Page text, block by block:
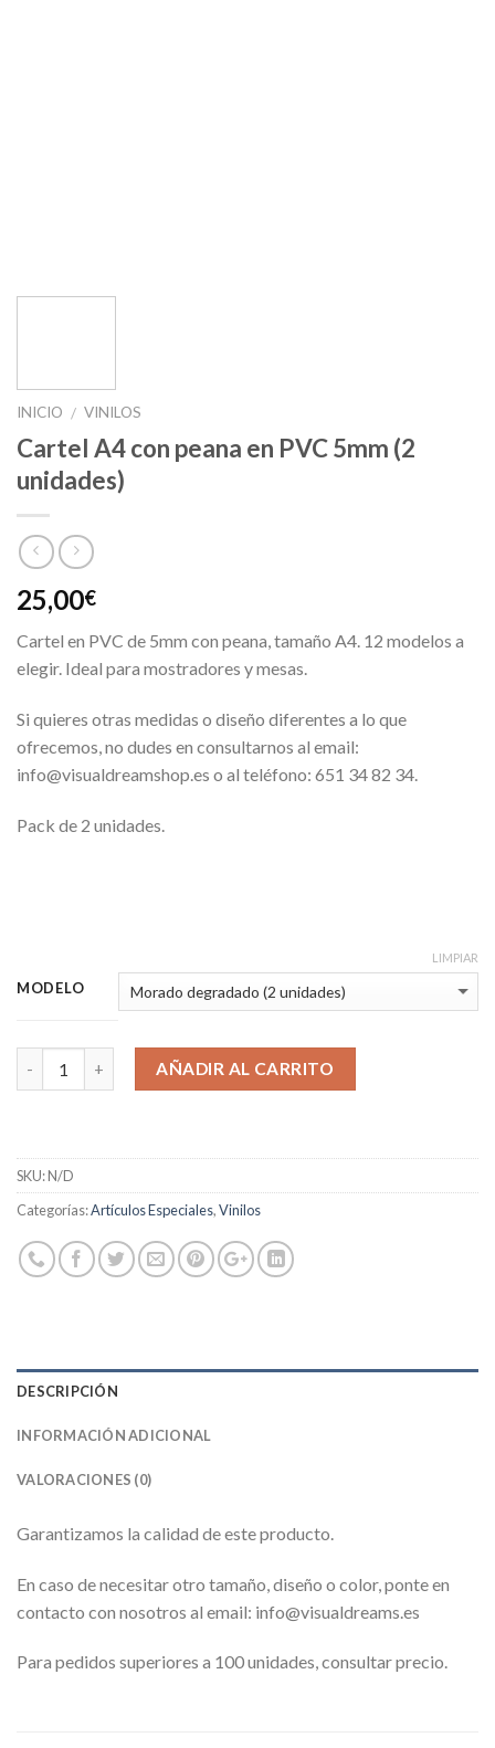
INICIO / VINILOS
Cartel A4 con peana en PVC 5mm (2
unidades)
25,00€
Cartel en PVC de 5mm con peana, tamaño A4. 12 modelos a
elegir. Ideal para mostradores y mesas.
Si quieres otras medidas o diseño diferentes a lo que
ofrecemos, no dudes en consultarnos al email:
info@visualdreamshop.es o al teléfono: 651 34 82 34.
Pack de 2 unidades.
MODELO
LIMPIAR
AÑADIR AL CARRITO
SKU:N/D
Categorías:Artículos Especiales,Vinilos
DESCRIPCIÓN
INFORMACIÓN ADICIONAL
VALORACIONES (0)
Garantizamos la calidad de este producto.
En caso de necesitar otro tamaño, diseño o color, ponte en
contacto con nosotros al email: info@visualdreams.es
Para pedidos superiores a 100 unidades, consultar precio.